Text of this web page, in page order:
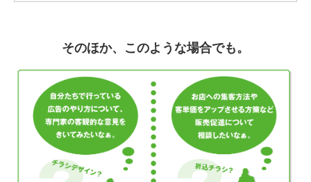
そのほか、このような場合でも。